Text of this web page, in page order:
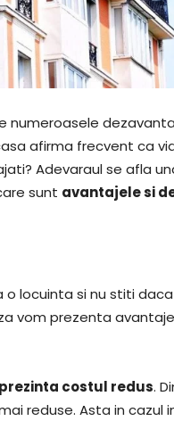
numeroasele
afirma frecvent ca
Adevaraul se afla
sunt avantajele si
locuinta si nu stiti
vom prezenta
costul redus.
reduse. Asta in cazul